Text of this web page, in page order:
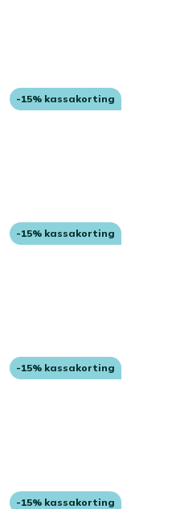
-15% kassakorting
-15% kassakorting
-15% kassakorting
-15% kassakorting